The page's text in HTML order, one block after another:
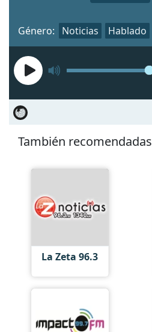
Género: Noticias Hablado
También recomendadas
La Zeta 96.3